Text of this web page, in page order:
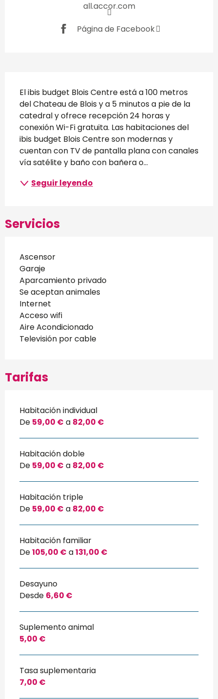
all.accor.com
Página de Facebook
Descripción
El ibis budget Blois Centre está a 100 metros
del Chateau de Blois y a 5 minutos a pie de la
catedral y ofrece recepción 24 horas y
conexión Wi-Fi gratuita. Las habitaciones del
ibis budget Blois Centre son modernas y
cuentan con TV de pantalla plana con canales
vía satélite y baño con bañera o...
Seguir leyendo
Servicios
Ascensor
Garaje
Aparcamiento privado
Se aceptan animales
Internet
Acceso wifi
Aire Acondicionado
Televisión por cable
Tarifas
Habitación individual
De 59,00 € a 82,00 €
Habitación doble
De 59,00 € a 82,00 €
Habitación triple
De 59,00 € a 82,00 €
Habitación familiar
De105,00 € a131,00 €
Desayuno
Desde 6,60 €
Suplemento animal
5,00 €
Tasa suplementaria
7,00 €